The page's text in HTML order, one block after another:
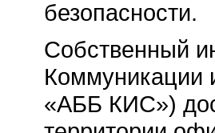
безопасности.
Собственный
«АББ КИС»)